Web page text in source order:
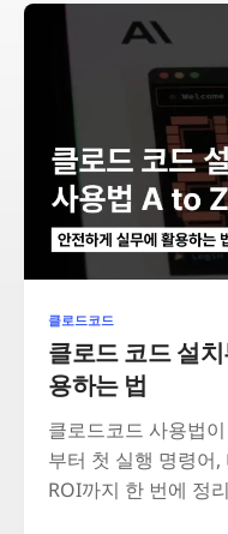
클로드코드
클로드 코드 설
용하는 법
클로드코드 사용법
부터 첫 실행 명령어
ROI까지 한 번에 정